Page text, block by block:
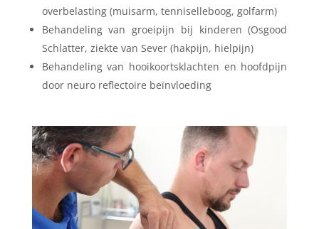
overbelasting (muisarm, tenniselleboog, golfarm)
Behandeling van groeipijn bij kinderen (Osgood
Schlatter, ziekte van Sever (hakpijn, hielpijn)
Behandeling van hooikoortsklachten en hoofdpijn
door neuro reflectoire beïnvloeding